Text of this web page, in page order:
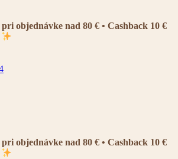
objednávke nad 80 € • Cashback 10 €
objednávke nad 80 € • Cashback 10 €